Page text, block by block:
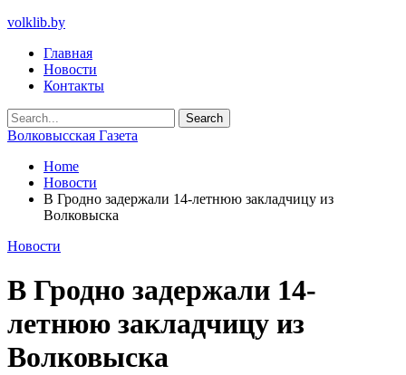
volklib.by
Главная
Новости
Контакты
Волковысская Газета
Home
Новости
В Гродно задержали 14-летнюю закладчицу из
Волковыска
Новости
В Гродно задержали 14-
летнюю закладчицу из
Волковыска